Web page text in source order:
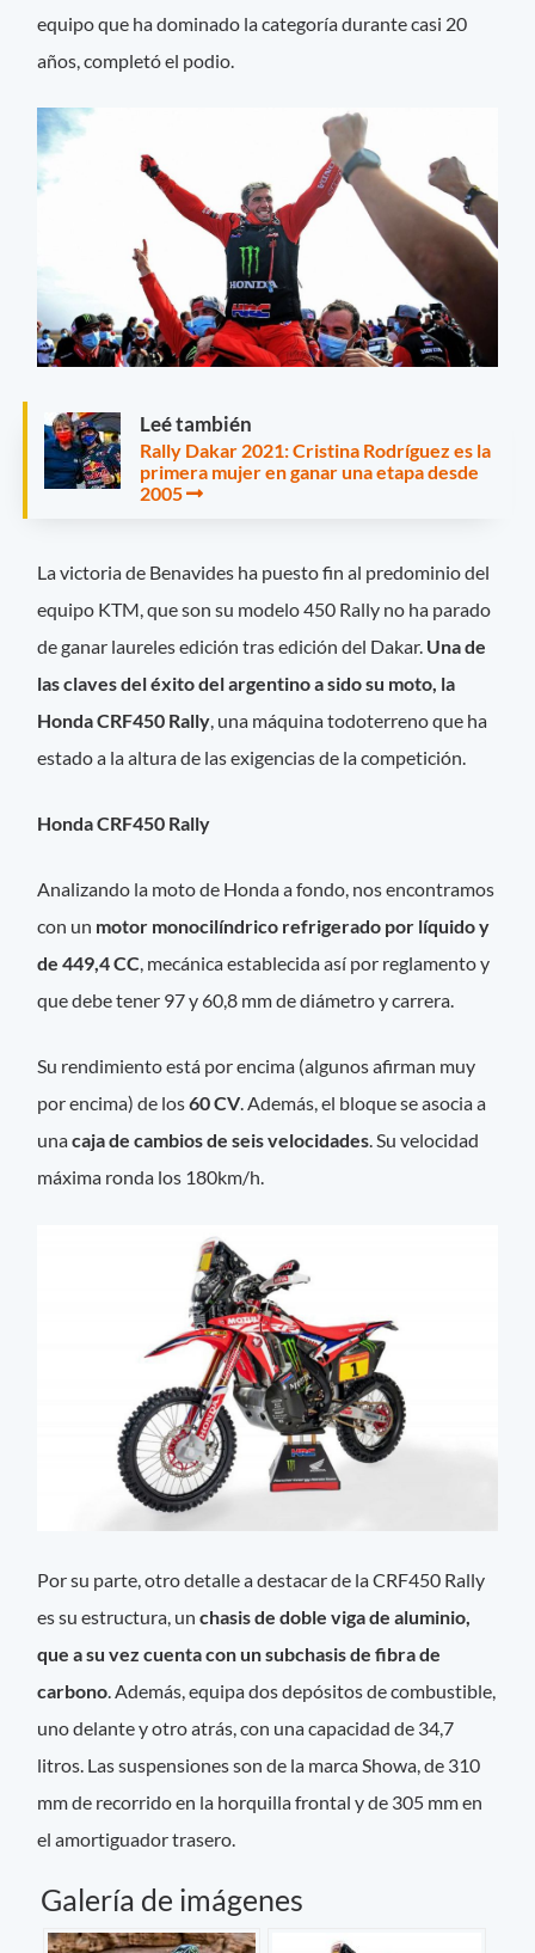
equipo que ha dominado la categoría durante casi 20
años, completó el podio.
Leé también
Rally Dakar 2021: Cristina Rodríguez es la
primera mujer en ganar una etapa desde
2005
La victoria de Benavides ha puesto fin al predominio del
equipo KTM, que son su modelo 450 Rally no ha parado
de ganar laureles edición tras edición del Dakar. Una de
las claves del éxito del argentino a sido su moto, la
Honda CRF450 Rally , una máquina todoterreno que ha
estado a la altura de las exigencias de la competición.
Honda CRF450 Rally
Analizando la moto de Honda a fondo, nos encontramos
con un motor monocilíndrico refrigerado por líquido y
de 449,4 CC, mecánica establecida así por reglamento y
que debe tener 97 y 60,8 mm de diámetro y carrera.
Su rendimiento está por encima (algunos afirman muy
por encima) de los60 CV. Además, el bloque se asocia a
unacaja de cambios de seis velocidades. Su velocidad
máxima ronda los 180km/h.
Por su parte, otro detalle a destacar de la CRF450 Rally
es su estructura, unchasis de doble viga de aluminio,
que a su vez cuenta con un subchasis de fibra de
carbono . Además, equipa dos depósitos de combustible,
uno delante y otro atrás, con una capacidad de 34,7
litros. Las suspensiones son de la marca Showa, de 310
mm de recorrido en la horquilla frontal y de 305 mm en
el amortiguador trasero.
Galería de imágenes